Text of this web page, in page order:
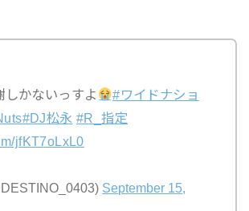
しかないっすよ
#ワイドナショ
#DJ松永 #R_指定
jfKT7oLxL0
September 15,